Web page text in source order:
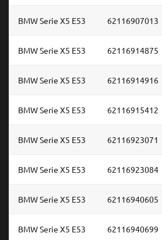
BMW Serie X5 E53 62116907013
BMW Serie X5 E53 62116914875
BMW Serie X5 E53 62116914916
BMW Serie X5 E53 62116915412
BMW Serie X5 E53 62116923071
BMW Serie X5 E53 62116923084
BMW Serie X5 E53 62116940605
BMW Serie X5 E53 62116940699